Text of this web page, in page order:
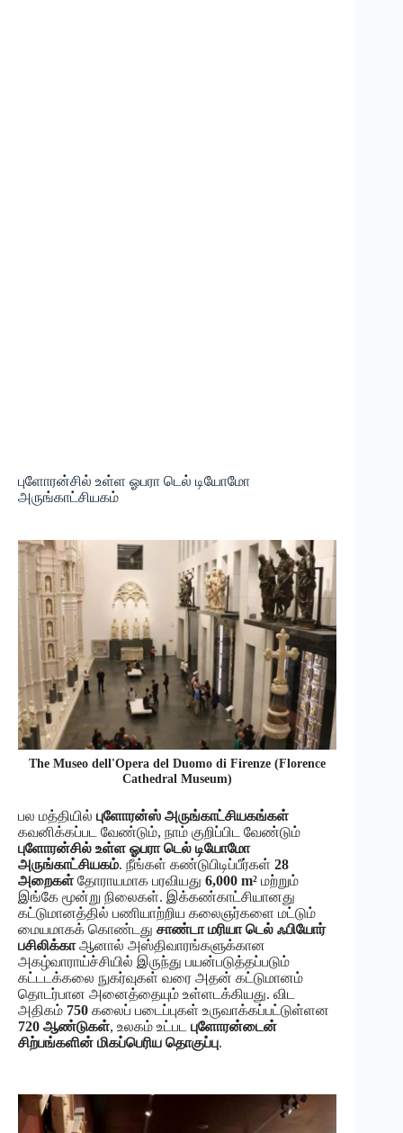
புளோரன்சில் உள்ள ஓபரா டெல் டியோமோ
அருங்காட்சியகம்
The Museo dell'Opera del Duomo di Firenze (Florence
Cathedral Museum)
பல மத்தியில் புளோரன்ஸ் அருங்காட்சியகங்கள்
கவனிக்கப்பட வேண்டும், நாம் குறிப்பிட வேண்டும்
புளோரன்சில் உள்ள ஓபரா டெல் டியோமோ
அருங்காட்சியகம். நீங்கள் கண்டுபிடிப்பீர்கள் 28
அறைகள் தோராயமாக பரவியது 6,000 m² மற்றும்
இங்கே மூன்று நிலைகள். இக்கண்காட்சியானது
கட்டுமானத்தில் பணியாற்றிய கலைஞர்களை மட்டும்
மையமாகக் கொண்டது சாண்டா மரியா டெல் ஃபியோர்
பசிலிக்காஆனால் அஸ்திவாரங்களுக்கான
அகழ்வாராய்ச்சியில் இருந்து பயன்படுத்தப்படும்
கட்டடக்கலை நுகர்வுகள் வரை அதன் கட்டுமானம்
தொடர்பான அனைத்தையும் உள்ளடக்கியது. விட
அதிகம் 750 கலைப் படைப்புகள் உருவாக்கப்பட்டுள்ளன
720 ஆண்டுகள், உலகம் உட்பட புளோரன்டைன்
சிற்பங்களின் மிகப்பெரிய தொகுப்பு.